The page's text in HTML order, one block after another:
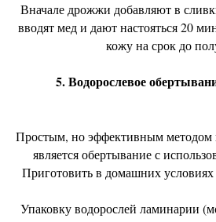
Вначале дрожжи добавляют в
вводят мед и дают настояться 20
кожу на срок до
5. Водорослевое
Простым, но эффективным методом
является обертывание с
Приготовить в домашних условиях
Упаковку водорослей ламинарии